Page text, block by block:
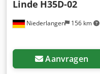
Niederlangen 156 km
Linde H35D-02
Aanvragen